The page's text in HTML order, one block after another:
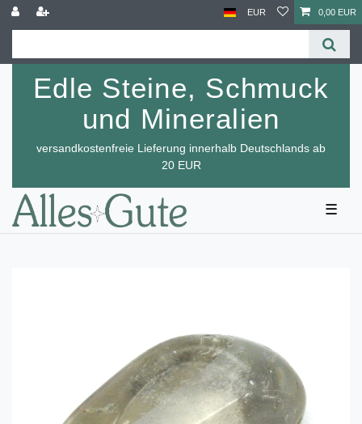
EUR 0,00 EUR
Edle Steine, Schmuck
und Mineralien
versandkostenfreie Lieferung innerhalb Deutschlands ab
20 EUR
☰